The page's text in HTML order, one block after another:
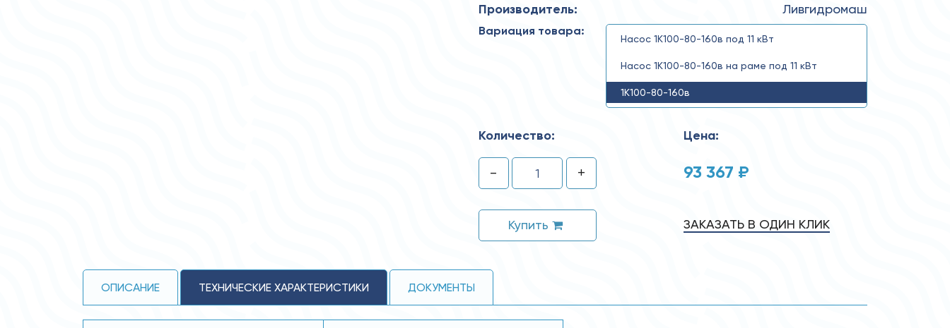
Производитель: Ливгидромаш
Вариация товара:
Насос 1К100-80-160в под 11 кВт
Насос 1К100-80-160в на раме под 11 кВт
1К100-80-160в
Количество:
- +
Купить
Цена:
93 367 ₽
ЗАКАЗАТЬ В ОДИН КЛИК
ОПИСАНИЕ ТЕХНИЧЕСКИЕ ХАРАКТЕРИСТИКИ ДОКУМЕНТЫ